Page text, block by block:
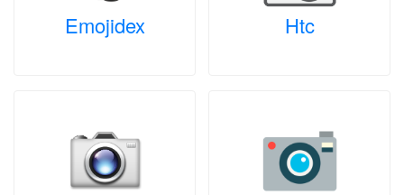
Emojidex Htc